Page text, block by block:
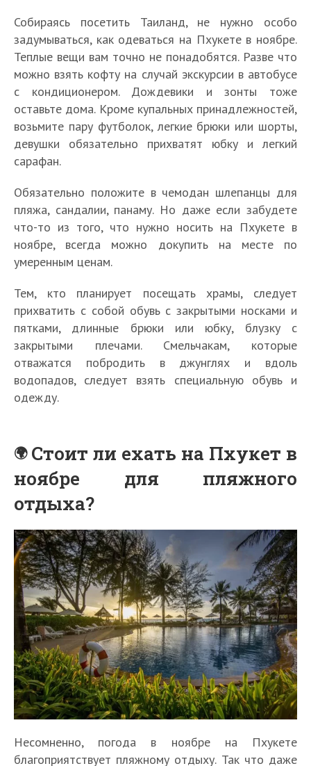
Собираясь посетить Таиланд, не нужно особо
задумываться, как одеваться на Пхукете в ноябре.
Теплые вещи вам точно не понадобятся. Разве что
можно взять кофту на случай экскурсии в автобусе
с кондиционером. Дождевики и зонты тоже
оставьте дома. Кроме купальных принадлежностей,
возьмите пару футболок, легкие брюки или шорты,
девушки обязательно прихватят юбку и легкий
сарафан.
Обязательно положите в чемодан шлепанцы для
пляжа, сандалии, панаму. Но даже если забудете
что-то из того, что нужно носить на Пхукете в
ноябре, всегда можно докупить на месте по
умеренным ценам.
Тем, кто планирует посещать храмы, следует
прихватить с собой обувь с закрытыми носками и
пятками, длинные брюки или юбку, блузку с
закрытыми плечами. Смельчакам, которые
отважатся побродить в джунглях и вдоль
водопадов, следует взять специальную обувь и
одежду.
Стоит ли ехать на Пхукет в
ноябре для пляжного
отдыха?
Несомненно, погода в ноябре на Пхукете
благоприятствует пляжному отдыху. Так что даже